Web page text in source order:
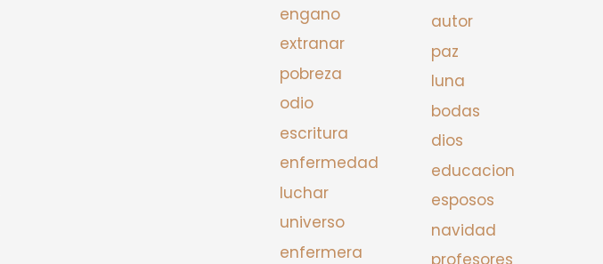
engano
extranar
pobreza
odio
escritura
enfermedad
luchar
universo
enfermera
autor
paz
luna
bodas
dios
educacion
esposos
navidad
profesores